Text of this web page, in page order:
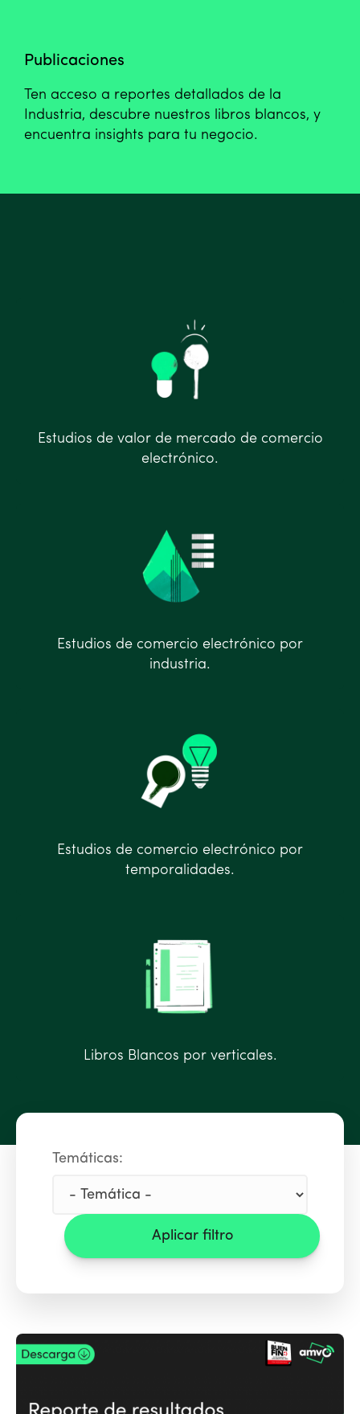
Publicaciones
Ten acceso a reportes detallados de la
Industria, descubre nuestros libros blancos, y
encuentra insights para tu negocio.
Estudios de valor de mercado de comercio
electrónico.
Estudios de comercio electrónico por
industria.
Estudios de comercio electrónico por
temporalidades.
Libros Blancos por verticales.
Temáticas:
Aplicar filtro